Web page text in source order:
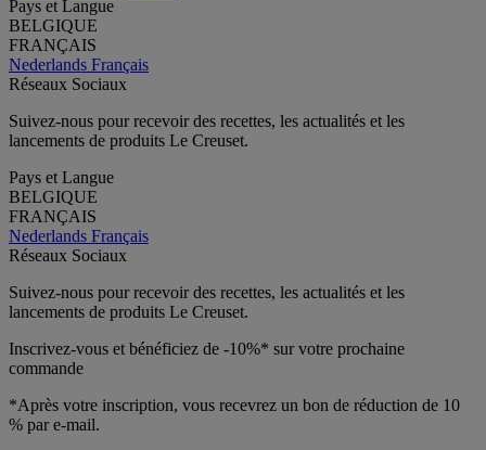
Pays et Langue
BELGIQUE
FRANÇAIS
Nederlands Français
Réseaux Sociaux
Suivez-nous pour recevoir des recettes, les actualités et les
lancements de produits Le Creuset.
Pays et Langue
BELGIQUE
FRANÇAIS
Nederlands Français
Réseaux Sociaux
Suivez-nous pour recevoir des recettes, les actualités et les
lancements de produits Le Creuset.
Inscrivez-vous et bénéficiez de -10%* sur votre prochaine
commande
*Après votre inscription, vous recevrez un bon de réduction de 10
% par e-mail.